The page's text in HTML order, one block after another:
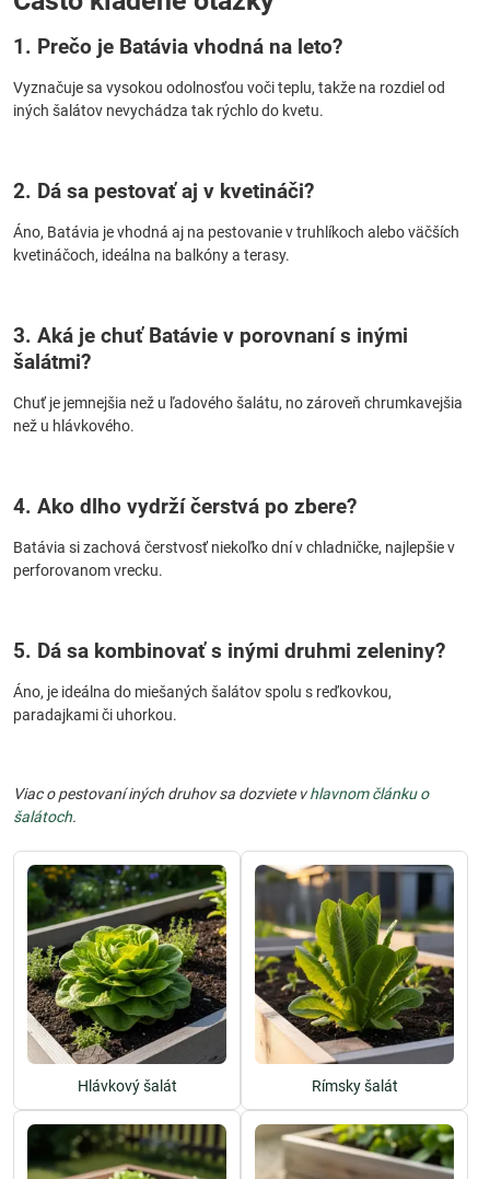
1. Prečo je Batávia vhodná na leto?
Vyznačuje sa vysokou odolnosťou voči teplu, takže na rozdiel od
iných šalátov nevychádza tak rýchlo do kvetu.
2. Dá sa pestovať aj v kvetináči?
Áno, Batávia je vhodná aj na pestovanie v truhlíkoch alebo väčších
kvetináčoch, ideálna na balkóny a terasy.
3. Aká je chuť Batávie v porovnaní s inými
šalátmi?
Chuť je jemnejšia než u ľadového šalátu, no zároveň chrumkavejšia
než u hlávkového.
4. Ako dlho vydrží čerstvá po zbere?
Batávia si zachová čerstvosť niekoľko dní v chladničke, najlepšie v
perforovanom vrecku.
5. Dá sa kombinovať s inými druhmi zeleniny?
Áno, je ideálna do miešaných šalátov spolu s reďkovkou,
paradajkami či uhorkou.
Viac o pestovaní iných druhov sa dozviete vhlavnom článku o
šalátoch.
Hlávkový šalát Rímsky šalát